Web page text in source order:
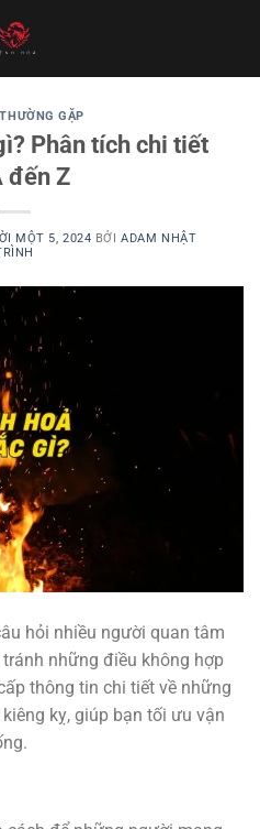
GẶP
Phân tích chi tiết
đến Z
MỘT 5, 2024 BỞIADAM NHẬT
hỏi nhiều người quan tâm
những điều không hợp
thông tin chi tiết về những
kỵ, giúp bạn tối ưu vận